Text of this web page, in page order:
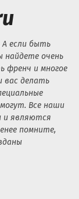
если быть
найдете очень
френч и многое
вас делать
Все наши
и являются
помните,